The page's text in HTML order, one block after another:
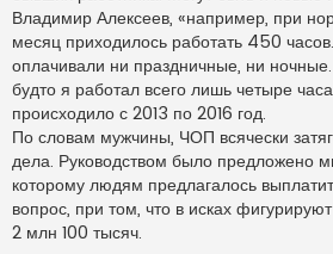
Владимир Алексеев, «например, при
месяц приходилось работать 450
оплачивали ни праздничные, ни
будто я работал всего лишь четыре
происходило с 2013 по 2016 год.
По словам мужчины, ЧОП всячески
дела. Руководством было предложено
которому людям предлагалось
вопрос, при том, что в исках
2 млн 100 тысяч.